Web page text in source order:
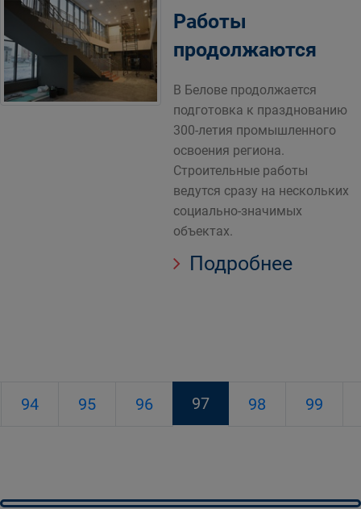
Работы
продолжаются
В Белове продолжается
подготовка к празднованию
300-летия промышленного
освоения региона.
Строительные работы
ведутся сразу на нескольких
социально-значимых
объектах.
Подробнее
94 95 96 97 98 99